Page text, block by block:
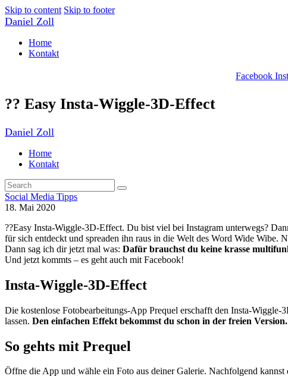
Skip to content Skip to footer
Daniel Zoll
Home
Kontakt
Facebook
?? Easy Insta-Wiggle-3D-Effect
Daniel Zoll
Home
Kontakt
Social Media Tipps
18. Mai 2020
??Easy Insta-Wiggle-3D-Effect. Du bist viel bei Instagram unterwegs?
für sich entdeckt und spreaden ihn raus in die Welt des Word Wide
Dann sag ich dir jetzt mal was: Dafür brauchst du keine krasse
Und jetzt kommts – es geht auch mit Facebook!
Insta-Wiggle-3D-Effect
Die kostenlose Fotobearbeitungs-App Prequel erschafft den Insta-
lassen. Den einfachen Effekt bekommst du schon in der freien Version.
So gehts mit Prequel
Öffne die App und wähle ein Foto aus deiner Galerie. Nachfolgend